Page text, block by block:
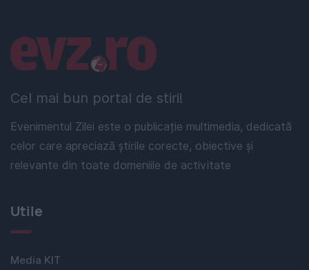
Cel mai bun portal de stiri!
Evenimentul Zilei este o publicație multimedia, dedicată
celor care apreciază știrile corecte, obiective și
relevante din toate domeniile de activitate
Linkuri utile
Utile
Media KIT